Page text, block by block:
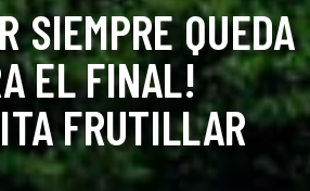
SIEMPRE QUEDA
EL FINAL!
FRUTILLAR